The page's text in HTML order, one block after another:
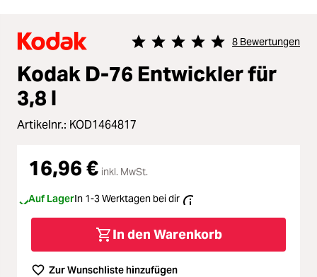
Durchschnittliche Bewertung von 5
8 Bewertungen
Kodak D-76 Entwickler für
3,8 l
Artikelnr.: KOD1464817
16,96 € inkl. MwSt.
Auf LagerIn 1-3 Werktagen bei dir
In den Warenkorb
Zur Wunschliste hinzufügen